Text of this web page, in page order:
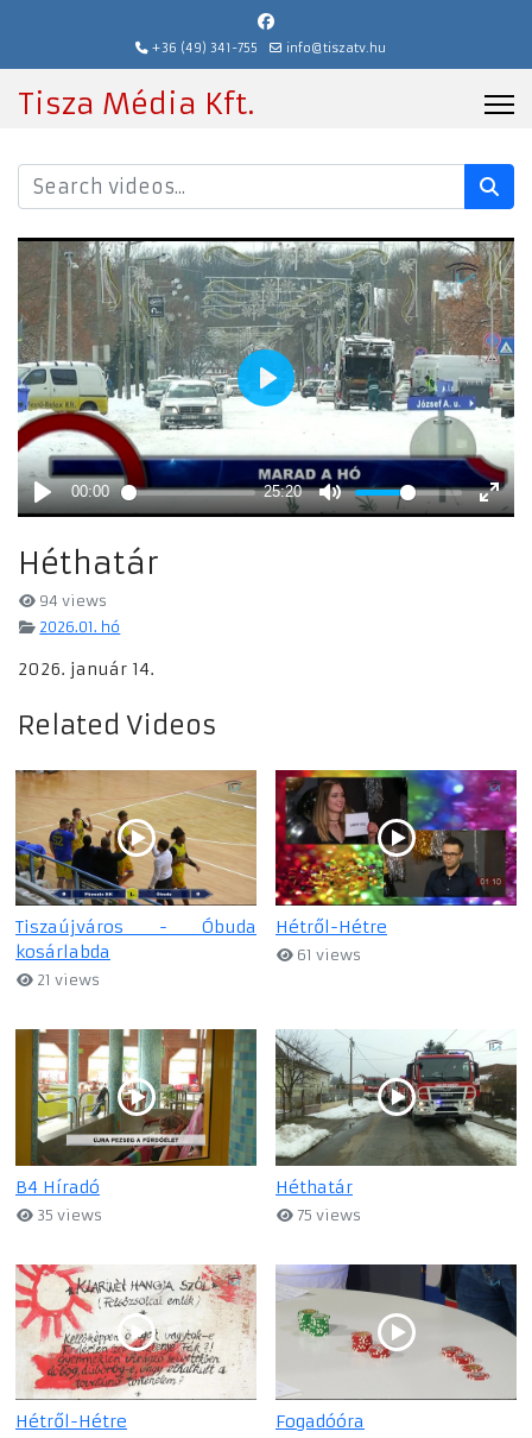
+36 (49) 341-755 info@tiszatv.hu
Tisza Média Kft.
Héthatár
94 views
2026.01. hó
2026. január 14.
Related Videos
Tiszaújváros - Óbuda
kosárlabda
21 views
Hétről-Hétre
61 views
B4 Híradó
35 views
Héthatár
75 views
Hétről-Hétre Fogadóóra